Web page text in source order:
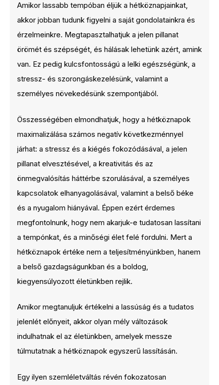
Amikor lassabb tempóban éljük a hétköznapjainkat,
akkor jobban tudunk figyelni a saját gondolatainkra és
érzelmeinkre. Megtapasztalhatjuk a jelen pillanat
örömét és szépségét, és hálásak lehetünk azért, amink
van. Ez pedig kulcsfontosságú a lelki egészségünk, a
stressz- és szorongáskezelésünk, valamint a
személyes növekedésünk szempontjából.
Összességében elmondhatjuk, hogy a hétköznapok
maximalizálása számos negatív következménnyel
járhat: a stressz és a kiégés fokozódásával, a jelen
pillanat elvesztésével, a kreativitás és az
önmegvalósítás háttérbe szorulásával, a személyes
kapcsolatok elhanyagolásával, valamint a belső béke
és a nyugalom hiányával. Éppen ezért érdemes
megfontolnunk, hogy nem akarjuk-e tudatosan lassítani
a tempónkat, és a minőségi élet felé fordulni. Mert a
hétköznapok értéke nem a teljesítményünkben, hanem
a belső gazdagságunkban és a boldog,
kiegyensúlyozott életünkben rejlik.
Amikor megtanuljuk értékelni a lassúság és a tudatos
jelenlét előnyeit, akkor olyan mély változások
indulhatnak el az életünkben, amelyek messze
túlmutatnak a hétköznapok egyszerű lassításán.
Egy ilyen szemléletváltás révén fokozatosan